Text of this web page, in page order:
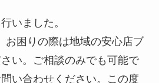
いました。
お困りの際は地域の安心店ブ
い。ご相談のみでも可能で
い合わせください。この度